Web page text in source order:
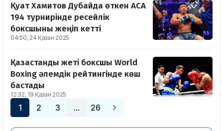
Қуат Хамитов Дубайда өткен ACA
194 турнирінде ресейлік
боксшыны жеңіп кетті
04:50, 24 Қазан 2025
Қазақстандық жеті боксшы World
Boxing әлемдік рейтингінде көш
бастады
12:32, 19 Қазан 2025
1 2 3 … 26